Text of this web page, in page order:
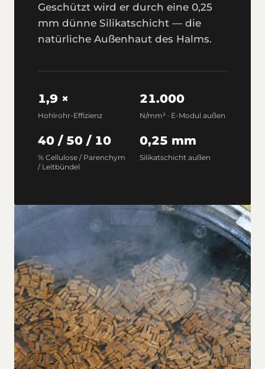
Geschützt wird er durch eine 0,25
mm dünne Silikat­schicht — die
natürliche Außen­haut des Halms.
1,9 ×
Hohl­rohr-Effizienz
21.000
N/mm² · E-Modul außen
40 / 50 / 10
% Cellulose / Parenchym
/ Leit­bündel
0,25 mm
Silikat­schicht außen